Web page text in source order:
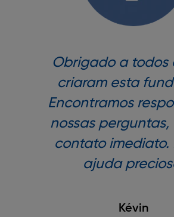
Obrigado a todos
criaram esta
Encontramos
nossas perguntas,
contato imediato.
ajuda
Kévin